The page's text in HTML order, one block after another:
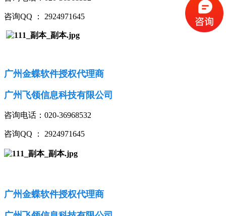
咨询QQ ： 2924971645
广州金蝶软件授权代理商
广州飞领信息科技有限公司
咨询电话：020-36968532
咨询QQ ： 2924971645
广州金蝶软件授权代理商